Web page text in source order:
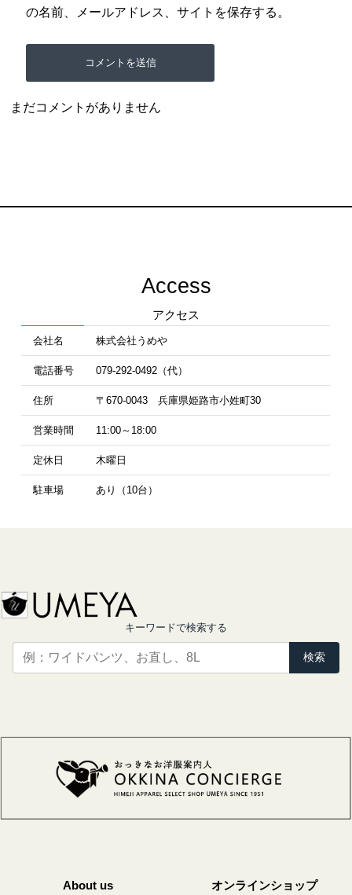
の名前、メールアドレス、サイトを保存する。
まだコメントがありません
Access
アクセス
会社名 株式会社うめや
電話番号 079-292-0492（代）
住所 〒670-0043 兵庫県姫路市小姓町30
営業時間 11:00～18:00
定休日 木曜日
駐車場 あり（10台）
キーワードで検索する
検索
About us オンラインショップ